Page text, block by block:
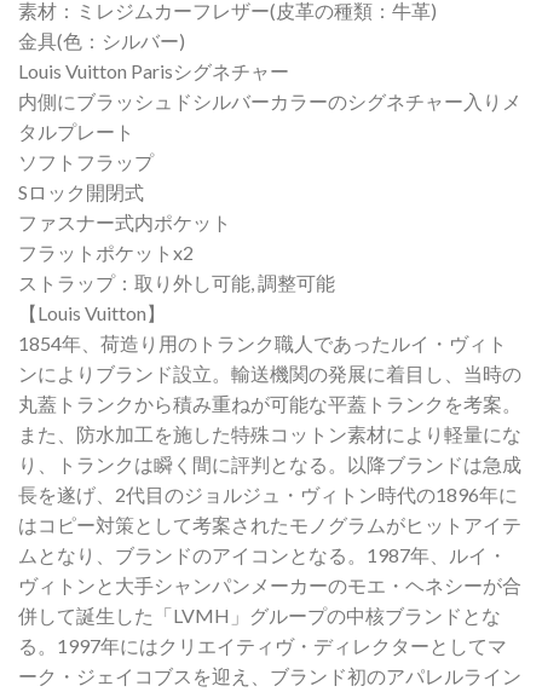
素材：ミレジムカーフレザー(皮革の種類：牛革)
金具(色：シルバー)
Louis Vuitton Parisシグネチャー
内側にブラッシュドシルバーカラーのシグネチャー入りメ
タルプレート
ソフトフラップ
Sロック開閉式
ファスナー式内ポケット
フラットポケットx2
ストラップ：取り外し可能, 調整可能
【Louis Vuitton】
1854年、荷造り用のトランク職人であったルイ・ヴィト
ンによりブランド設立。輸送機関の発展に着目し、当時の
丸蓋トランクから積み重ねが可能な平蓋トランクを考案。
また、防水加工を施した特殊コットン素材により軽量にな
り、トランクは瞬く間に評判となる。以降ブランドは急成
長を遂げ、2代目のジョルジュ・ヴィトン時代の1896年に
はコピー対策として考案されたモノグラムがヒットアイテ
ムとなり、ブランドのアイコンとなる。1987年、ルイ・
ヴィトンと大手シャンパンメーカーのモエ・ヘネシーが合
併して誕生した「LVMH」グループの中核ブランドとな
る。1997年にはクリエイティヴ・ディレクターとしてマ
ーク・ジェイコブスを迎え、ブランド初のアパレルライン